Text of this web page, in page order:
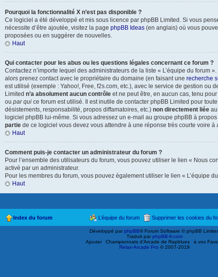
Pourquoi la fonctionnalité X n’est pas disponible ?
Ce logiciel a été développé et mis sous licence par phpBB Limited. Si vous
nécessite d’être ajoutée, visitez la page phpBB Ideas (en anglais) où vous
proposées ou en suggérer de nouvelles.
Haut
Qui contacter pour les abus ou les questions légales concernant ce forum ?
Contactez n’importe lequel des administrateurs de la liste « L’équipe du forum
alors prenez contact avec le propriétaire du domaine (en faisant une recherche
est utilisé (exemple : Yahoo!, Free, f2s.com, etc.), avec le service de gestion ou
Limited n’a absolument aucun contrôle et ne peut être, en aucun cas, tenu
ou par qui ce forum est utilisé. Il est inutile de contacter phpBB Limited pour
désistements, responsabilité, propos diffamatoires, etc.) non directement liée
logiciel phpBB lui-même. Si vous adressez un e-mail au groupe phpBB à
partie de ce logiciel vous devez vous attendre à une réponse très courte voire à
Haut
Comment puis-je contacter un administrateur du forum ?
Pour l’ensemble des utilisateurs du forum, vous pouvez utiliser le lien « Nous
activé par un administrateur.
Pour les membres du forum, vous pouvez également utiliser le lien « L’équipe
Haut
Index du forum Supprimer les cookies du
L’équipe du forum
Développé parphpBB® Forum Software © phpBB
Traduit parphpBB-fr.com
Ajouter
Championnats d'Arcade de Rapblues
à vos
Relax-Arcade Pro © 2007-2019